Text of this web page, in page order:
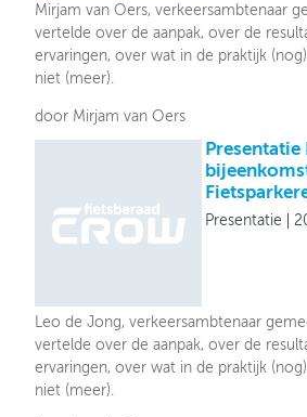
Mirjam van Oers, verkeersambtenaar
vertelde over de aanpak, over de
ervaringen, over wat in de praktijk
niet (meer).
door Mirjam van Oers
Presentatie
Presentatie
Leo de Jong, verkeersambtenaar
vertelde over de aanpak, over de
ervaringen, over wat in de praktijk
niet (meer).